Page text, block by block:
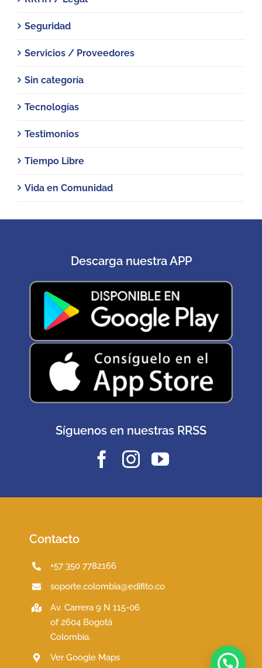
Seguridad
Servicios / Proveedores
Sin categoría
Tecnologías
Testimonios
Tiempo Libre
Vida en Comunidad
Descarga nuestra APP
Síguenos en nuestras RRSS
Contacto
+57 350 7782166
soporte.colombia@edifito.co
Av. Carrera 9 N 115-06
of 2604 Bogotá
Colombia.
Ver Google Maps